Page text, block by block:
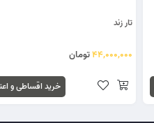
تار زند
44,000,000تومان
خرید اقساطی و